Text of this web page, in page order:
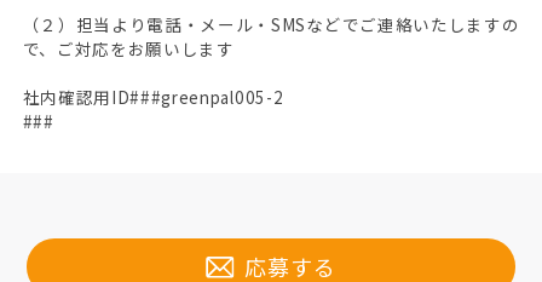
（２）担当より電話・メール・SMSなどでご連絡いたしますの
で、ご対応をお願いします
社内確認用ID###greenpal005-2
###
応募する